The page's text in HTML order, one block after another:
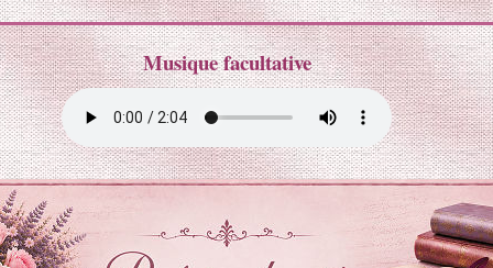
Musique facultative